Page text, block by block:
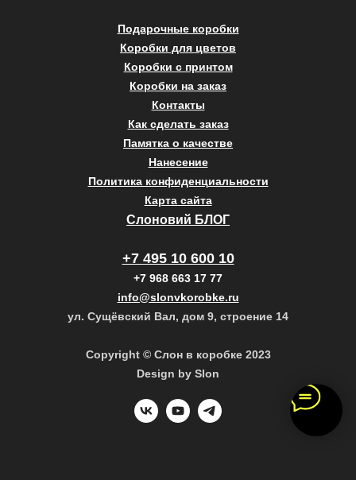
Подарочные коробки
Коробки для цветов
Коробки с принтом
Коробки на заказ
Контакты
Как сделать заказ
Памятка о качестве
Нанесение
Политика конфиденциальности
Карта сайта
Слоновий БЛОГ
+7 495 10 600 10
+7 968 663 17 77
info@slonvkorobke.ru
ул. Сущёвский Вал, дом 9, строение 14
Copyright © Слон в коробке 2023
Design by Slon